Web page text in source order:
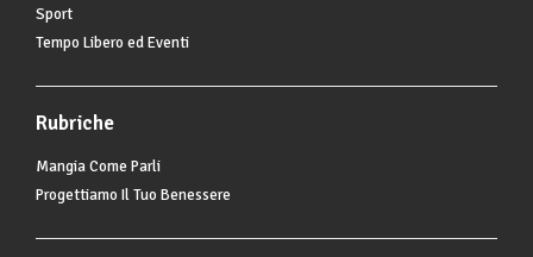
Sport
Tempo Libero ed Eventi
Rubriche
Mangia Come Parli
Progettiamo Il Tuo Benessere